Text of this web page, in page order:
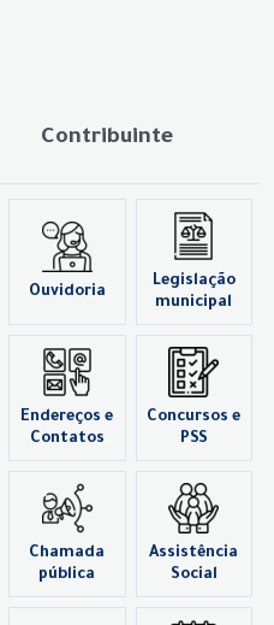
Contribuinte
Ouvidoria
Legislação
municipal
Endereços e
Contatos
Concursos e
PSS
Chamada
pública
Assistência
Social